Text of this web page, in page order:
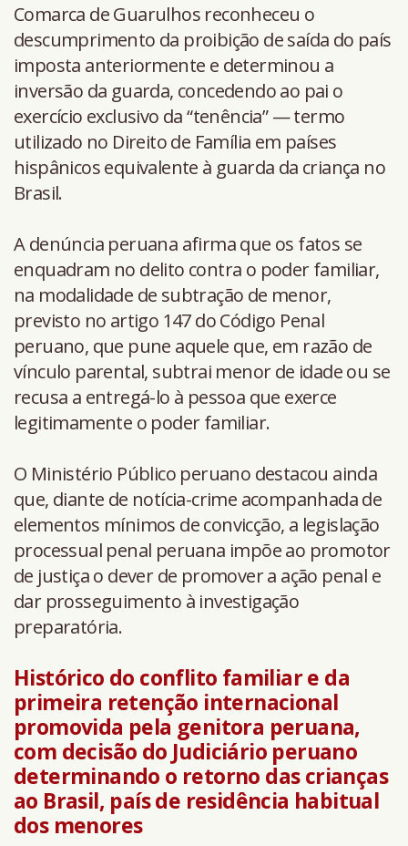
Comarca de Guarulhos reconheceu o
descumprimento da proibição de saída do país
imposta anteriormente e determinou a
inversão da guarda, concedendo ao pai o
exercício exclusivo da “tenência” — termo
utilizado no Direito de Família em países
hispânicos equivalente à guarda da criança no
Brasil.
A denúncia peruana afirma que os fatos se
enquadram no delito contra o poder familiar,
na modalidade de subtração de menor,
previsto no artigo 147 do Código Penal
peruano, que pune aquele que, em razão de
vínculo parental, subtrai menor de idade ou se
recusa a entregá-lo à pessoa que exerce
legitimamente o poder familiar.
O Ministério Público peruano destacou ainda
que, diante de notícia-crime acompanhada de
elementos mínimos de convicção, a legislação
processual penal peruana impõe ao promotor
de justiça o dever de promover a ação penal e
dar prosseguimento à investigação
preparatória.
Histórico do conflito familiar e da
primeira retenção internacional
promovida pela genitora peruana,
com decisão do Judiciário peruano
determinando o retorno das crianças
ao Brasil, país de residência habitual
dos menores